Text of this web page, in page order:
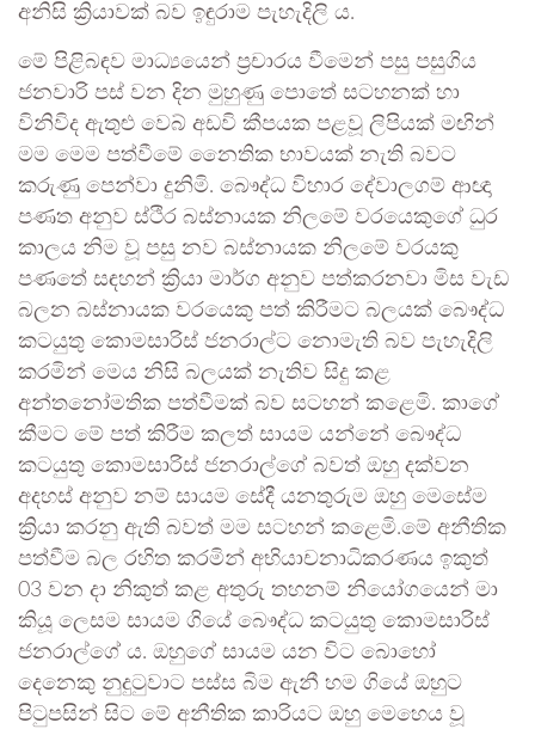
අනිසි ක්‍රියාවක් බව ඉඳුරාම පැහැදිලි ය.
මේ පිළිබඳව මාධ්‍යයෙන් ප්‍රචාරය වීමෙන් පසු පසුගිය
ජනවාරි පස් වන දින මුහුණු පොතේ සටහනක් හා
විනිවිද ඇතුළු වෙබ් අඩවි කීපයක පළවූ ලිපියක් මඟින්
මම මෙම පත්වීමේ නෛතික භාවයක් නැති බවට
කරුණු පෙන්වා දුනිමි. බෞද්ධ විහාර දේවාලගම් ආඥා
පණත අනුව ස්ථිර බස්නායක නිලමේ වරයෙකුගේ ධුර
කාලය නිම වූ පසු නව බස්නායක නිලමේ වරයකු
පණතේ සඳහන් ක්‍රියා මාර්ග අනුව පත්කරනවා මිස වැඩ
බලන බස්නායක වරයෙකු පත් කිරීමට බලයක් බෞද්ධ
කටයුතු කොමසාරිස් ජනරාල්ට නොමැති බව පැහැදිලි
කරමින් මෙය නිසි බලයක් නැතිව සිදු කළ
අන්තනෝමතික පත්වීමක් බව සටහන් කළෙමි. කාගේ
කීමට මේ පත් කිරීම කලත් සායම යන්නේ බෞද්ධ
කටයුතු කොමසාරිස් ජනරාල්ගේ බවත් ඔහු දක්වන
අදහස් අනුව නම් සායම සේදී යනතුරුම ඔහු මෙසේම
ක්‍රියා කරනු ඇති බවත් මම සටහන් කළෙමි.මේ අනීතික
පත්වීම බල රහිත කරමින් අභියාචනාධිකරණය ඉකුත්
03 වන දා නිකුත් කළ අතුරු තහනම් නියෝගයෙන් මා
කියූ ලෙසම සායම ගියේ බෞද්ධ කටයුතු කොමසාරිස්
ජනරාල්ගේ ය. ඔහුගේ සායම යන විට බොහෝ
දෙනෙකු නුදුටුවාට පස්ස බිම ඇනී හම ගියේ ඔහුට
පිටුපසින් සිට මේ අනීතික කාරියට ඔහු මෙහෙය වූ